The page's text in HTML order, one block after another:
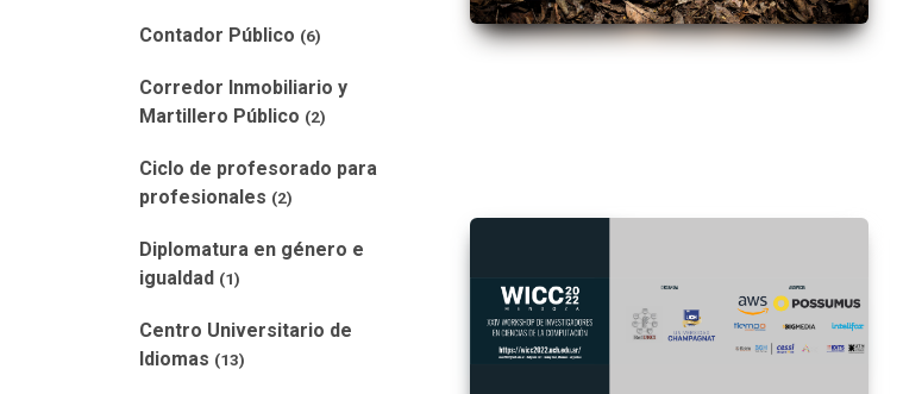
Contador Público (6)
Corredor Inmobiliario y
Martillero Público (2)
Ciclo de profesorado para
profesionales (2)
Diplomatura en género e
igualdad (1)
Centro Universitario de
Idiomas (13)